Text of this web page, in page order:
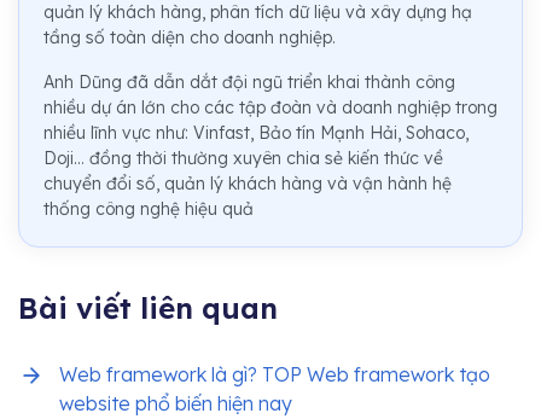
quản lý khách hàng, phân tích dữ liệu và xây dựng hạ
tầng số toàn diện cho doanh nghiệp.
Anh Dũng đã dẫn dắt đội ngũ triển khai thành công
nhiều dự án lớn cho các tập đoàn và doanh nghiệp trong
nhiều lĩnh vực như: Vinfast, Bảo tín Mạnh Hải, Sohaco,
Doji... đồng thời thường xuyên chia sẻ kiến thức về
chuyển đổi số, quản lý khách hàng và vận hành hệ
thống công nghệ hiệu quả
Bài viết liên quan
Web framework là gì? TOP Web framework tạo
website phổ biến hiện nay